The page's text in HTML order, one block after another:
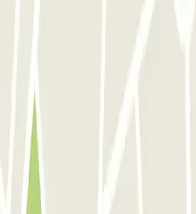
in the actual carpark to help
as the intercom linked
spoke only Italian extremely fast!!